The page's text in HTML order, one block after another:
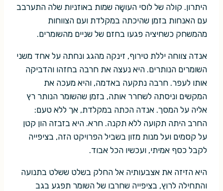
היתרון. קולה של לוסי העושָה שמות באוזניות שלה התערבב
עם האנחות בזמן שהיכתה במקלדת ועם הצווחות
מהמשחק כשחיציה פגעו בחזם של שניים מהשומרים.
אנדה צווחה יללת טירוף, זינקה מהגג ונחתה על אחד משני
השומרים הנותרים. היא נעצה את חרבה בחזהו והדביקה
אותו לעפר. חרבה נתקעה באדמה, והיא מעכה את
המקשים וניסתה לשחרר אותה, בזמן שהשומר הנותר רץ
אליה על המסך. אנדה הכתה במקלדת, אך ללא טעם:
החרב היתה תקועה ללא תקנה. חרא. היא בזבזה הון קטן
על קסמים ועל מנות מזון בשביל הפרויקט הזה, בציפייה
לקבל כסף אמיתי, ועכשיו הכל אבוד.
היא הזיזה את אצבעותיה אל החלק בשלט ששלט בתנועה
והתחילה לרוץ, בציפייה שחרבו של השומר תפגע בגב